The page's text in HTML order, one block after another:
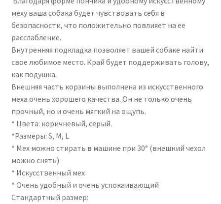
меху ваша собака будет чувствовать себя в
безопасности, что положительно повлияет на ее
расслабление.
Внутренняя подкладка позволяет вашей собаке найти
свое любимое место. Край будет поддерживать голову,
как подушка.
Внешняя часть корзины выполнена из искусственного
меха очень хорошего качества. Он не только очень
прочный, но и очень мягкий на ощупь.
* Цвета: коричневый, серый.
*Размеры: S, M, L
* Мех можно стирать в машине при 30° (внешний чехол
можно снять).
* Искусственный мех
* Очень удобный и очень успокаивающий
Стандартный размер: